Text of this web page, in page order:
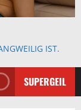
IST.
SUPERGEIL